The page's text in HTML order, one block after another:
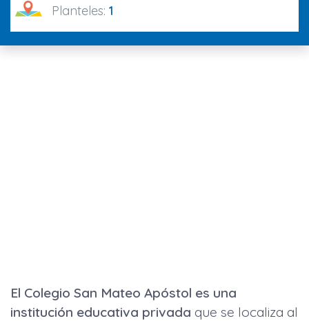
Planteles: 1
El Colegio San Mateo Apóstol es una
institución educativa privada que se localiza al